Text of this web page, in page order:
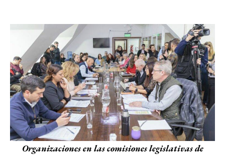
Organizaciones en las comisiones legislativas de